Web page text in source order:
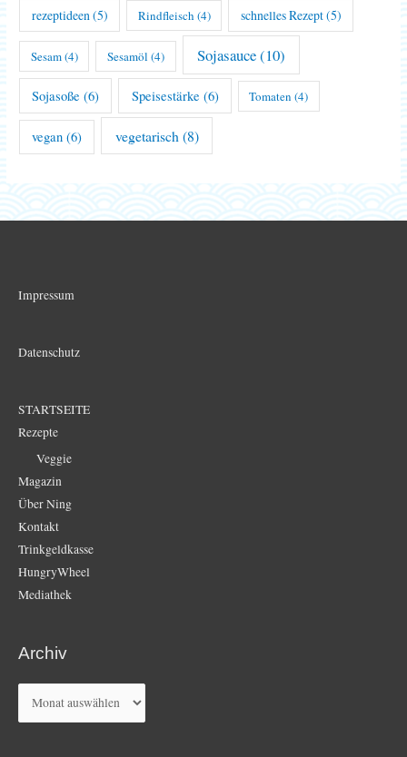
rezeptideen (5) Rindfleisch (4) schnelles Rezept(5)
Sesam(4) Sesamöl (4) Sojasauce(10)
Sojasoße (6) Speisestärke (6) Tomaten (4)
vegan (6) vegetarisch (8)
Impressum
Datenschutz
STARTSEITE
Rezepte
Veggie
Magazin
Über Ning
Kontakt
Trinkgeldkasse
HungryWheel
Mediathek
Archiv